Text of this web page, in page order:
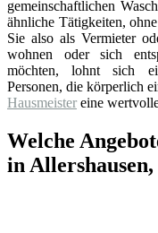
gemeinschaftlichen
ähnliche Tätigkeiten,
Sie also als Vermieter
wohnen oder sich
möchten, lohnt sich
Personen, die körperlich
Hausmeister eine
Welche
in